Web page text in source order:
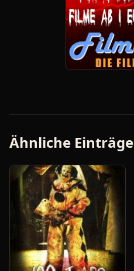
Ähnliche Einträge